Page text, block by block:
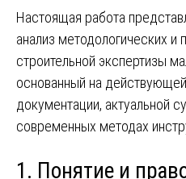
Настоящая работа
анализ методологических и
строительной экспертизы
основанный на
документации, актуальной
современных методах
1. Понятие и